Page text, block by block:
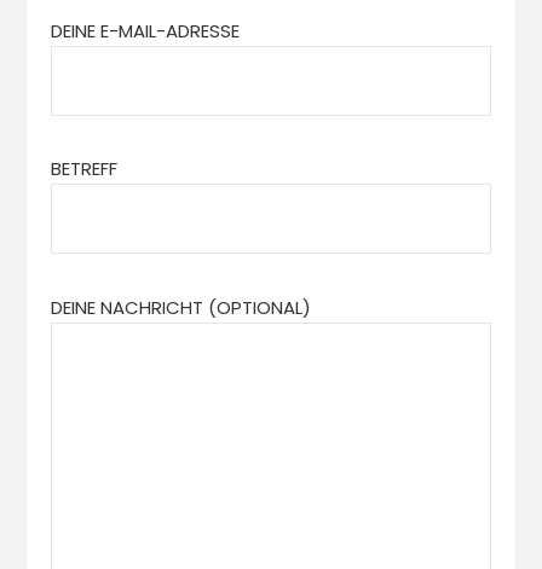
DEINE E-MAIL-ADRESSE
BETREFF
DEINE NACHRICHT (OPTIONAL)